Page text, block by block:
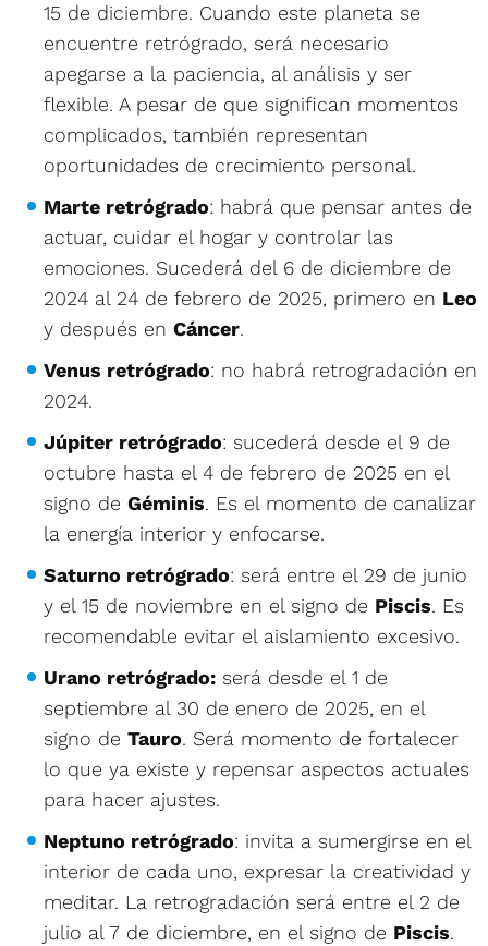
15 de diciembre. Cuando este planeta se
encuentre retrógrado, será necesario
apegarse a la paciencia, al análisis y ser
flexible. A pesar de que significan momentos
complicados, también representan
oportunidades de crecimiento personal.
Marte retrógrado: habrá que pensar antes de
actuar, cuidar el hogar y controlar las
emociones. Sucederá del 6 de diciembre de
2024 al 24 de febrero de 2025, primero en Leo
y después en Cáncer.
Venus retrógrado: no habrá retrogradación en
2024.
Júpiter retrógrado: sucederá desde el 9 de
octubre hasta el 4 de febrero de 2025 en el
signo de Géminis. Es el momento de canalizar
la energía interior y enfocarse.
Saturno retrógrado: será entre el 29 de junio
y el 15 de noviembre en el signo de Piscis. Es
recomendable evitar el aislamiento excesivo.
Urano retrógrado: será desde el 1 de
septiembre al 30 de enero de 2025, en el
signo de Tauro. Será momento de fortalecer
lo que ya existe y repensar aspectos actuales
para hacer ajustes.
Neptuno retrógrado: invita a sumergirse en el
interior de cada uno, expresar la creatividad y
meditar. La retrogradación será entre el 2 de
julio al 7 de diciembre, en el signo de Piscis.